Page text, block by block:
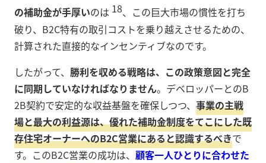
の補助金が手厚いのは 18、この巨大市場の慣性を打ち
破り、B2C特有の取引コストを乗り越えさせるための、
計算された直接的なインセンティブなのです。
したがって、 勝利を収める戦略は、この政策意図と完全
に同期していなければなりません。デベロッパーとのB
2B契約で安定的な収益基盤を確保しつつ、 事業の主戦
場と最大の利益源は、優れた補助金制度をてこにした既
存住宅オーナーへのB2C営業にあると認識するべきで
す。このB2C営業の成功は、 顧客一人ひとりに合わせた